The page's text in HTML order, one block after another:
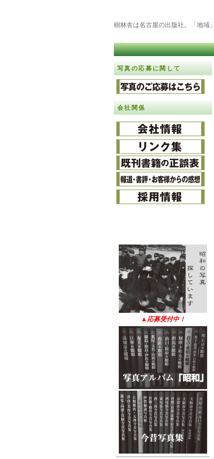
樹林舎は名古屋の出版社。「地域
写真の応募に関して
会社関係
▲ 応募受付中！